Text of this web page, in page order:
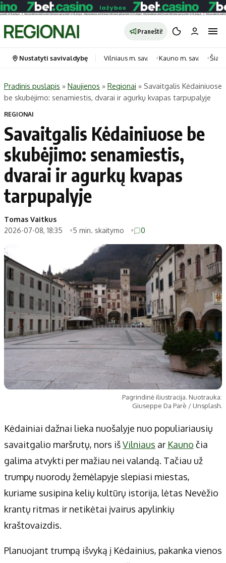
Pranešti!
Portalas
Pradinis puslapis
Savivaldybės
Naujausi
Lietuva
Pasaulis
Patarimai
Gineso rekordai
Kategorijos
Gyvenimas
Horoskopai
Maistas
Indėlių palūkanos
Dienos naujienos
Ekonomikos naujienos
Didžiosios savivaldybės
Vilniaus miesto
Kauno miesto
Klaipėdos miesto
Šiaulių miesto
Alytaus miesto
Kitos savivaldybės
Druskininkų
Utenos rajono
Jonavos rajono
Vilkaviškio rajono
Tauragės rajono
Palangos miesto
Prienų rajono
Privatumo politika
Redakcijos politika
Nustatyti savivaldybę Vilniaus m. sav. Kauno m. sav.
Pradinis puslapis » Naujienos » Regionai » Savaitgalis Kėdainiuose
be skubėjimo: senamiestis, dvarai ir agurkų kvapas tarpupalyje
REGIONAI
Savaitgalis Kėdainiuose be
skubėjimo: senamiestis,
dvarai ir agurkų kvapas
tarpupalyje
Tomas Vaitkus
2026-07-08, 18:35
5 min. skaitymo 0
Pagrindinė iliustracija. Nuotrauka:
Giuseppe Da Parè / Unsplash.
Kėdainiai dažnai lieka nuošalyje nuo populiariausių
savaitgalio maršrutų, nors išVilniaus ar Kauno čia
galima atvykti per mažiau nei valandą. Tačiau už
trumpų nuorodų žemėlapyje slepiasi miestas,
kuriame susipina kelių kultūrų istorija, lėtas Nevėžio
krantų ritmas ir netikėtai įvairus apylinkių
kraštovaizdis.
Planuojant trumpą išvyką į Kėdainius, pakanka vienos